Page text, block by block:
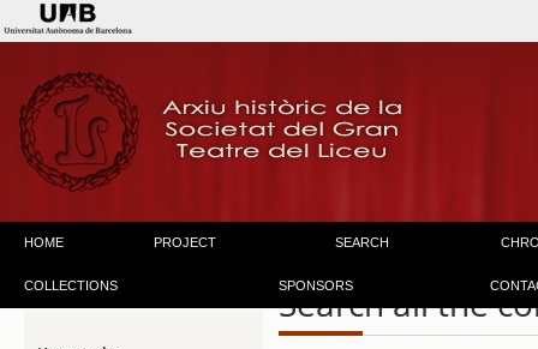
HOME PROJECT SEARCH
COLLECTIONS SPONSORS
Search all the